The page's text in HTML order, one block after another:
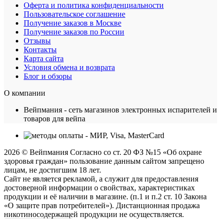
Оферта и политика конфиденциальности
Пользовательское соглашение
Получение заказов в Москве
Получение заказов по России
Отзывы
Контакты
Карта сайта
Условия обмена и возврата
Блог и обзоры
О компании
Вейпмания - сеть магазинов электронных испарителей и
товаров для вейпа
2026 © Вейпмания Согласно со ст. 20 ФЗ №15 «Об охране
здоровья граждан» пользование данным сайтом запрещено
лицам, не достигшим 18 лет.
Сайт не является рекламой, а служит для предоставления
достоверной информации о свойствах, характеристиках
продукции и её наличии в магазине. (п.1 и п.2 ст. 10 Закона
«О защите прав потребителей»). Дистанционная продажа
никотиносодержащей продукции не осуществляется.